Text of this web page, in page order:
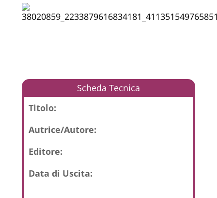
Scheda Tecnica
Titolo:
Autrice/Autore:
Editore:
Data di Uscita: